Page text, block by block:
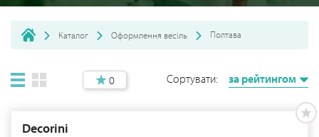
Каталог Оформлення весіль Полтава
0 Сортувати: за рейтингом
Decorini